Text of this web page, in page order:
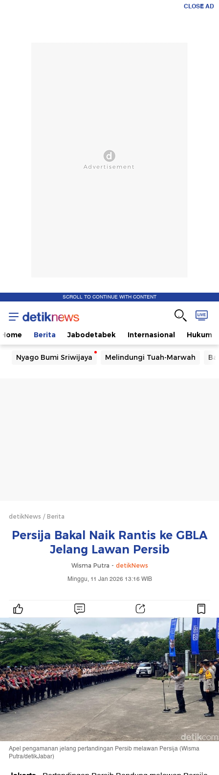
CLOSE AD
SCROLL TO CONTINUE WITH CONTENT
Home Berita Jabodetabek Internasional Hukum
Nyago Bumi Sriwijaya Melindungi Tuah-Marwah
detikNews Berita
Persija Bakal Naik Rantis ke GBLA
Jelang Lawan Persib
Wisma Putra - detikNews
Minggu, 11 Jan 2026 13:16 WIB
Apel pengamanan jelang pertandingan Persib melawan Persija (Wisma
Putra/detikJabar)